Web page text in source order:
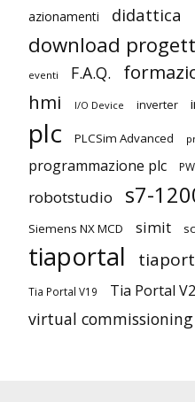
azionamenti didattica
download
eventi F.A.Q.
hmi I/O Device inverter
plc PLCSim Advanced
programmazione plc
robotstudio s7-
Siemens NX MCD simit
tiaportal
Tia Portal V19 Tia Portal
virtual commissioning